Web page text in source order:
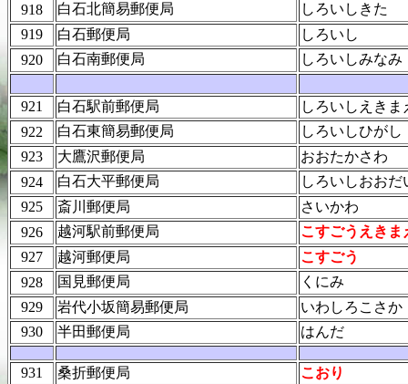
918
白石北簡易郵便局
しろいしきた
919
白石郵便局
しろいし
920
白石南郵便局 しろいしみなみ
921 白石駅前郵便局
しろいしえきま
922
白石東簡易郵便局
しろいしひがし
923
大鷹沢郵便局
おおたかさわ
924
白石大平郵便局
しろいしおおだ
925
斎川郵便局
さいかわ
926
越河駅前郵便局
こすごうえきま
927
越河郵便局
こすごう
928
国見郵便局
くにみ
929
岩代小坂簡易郵便局
いわしろこさか
930
半田郵便局 はんだ
931 桑折郵便局
こおり